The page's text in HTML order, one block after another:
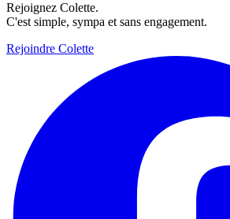
Rejoignez Colette.
C'est simple, sympa et sans engagement.
Rejoindre Colette